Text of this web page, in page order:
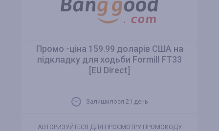
Промо -ціна 159.99 доларів США на
підкладку для ходьби Formill FT33
[EU Direct]
Залишилося 21 день
АВТОРИЗУЙТЕСЯ ДЛЯ ПРОСМОТРУ ПРОМОКОДУ